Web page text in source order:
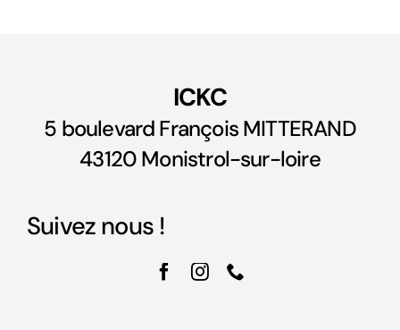
ICKC
5 boulevard François MITTERAND
43120 Monistrol-sur-loire
Suivez nous !